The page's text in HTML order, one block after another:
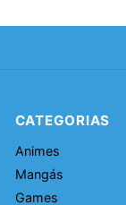
CATEGORIAS
Animes
Mangás
Games